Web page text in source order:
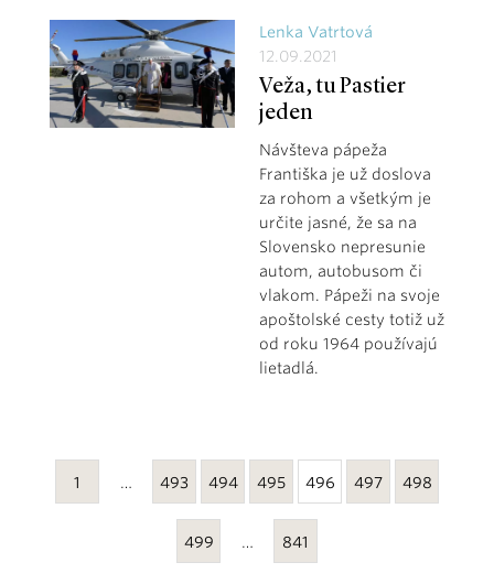
Lenka Vatrtová
12.09.2021
Veža, tu Pastier
jeden
Návšteva pápeža
Františka je už doslova
za rohom a všetkým je
určite jasné, že sa na
Slovensko nepresunie
autom, autobusom či
vlakom. Pápeži na svoje
apoštolské cesty totiž už
od roku 1964 používajú
lietadlá.
1 … 493 494 495 496 497 498
499 … 841